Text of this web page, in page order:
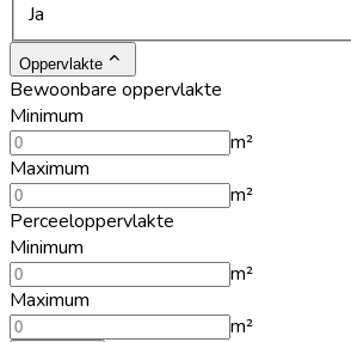
Ja
Oppervlakte
Bewoonbare oppervlakte
Minimum
m²
Maximum
m²
Perceeloppervlakte
Minimum
m²
Maximum
m²